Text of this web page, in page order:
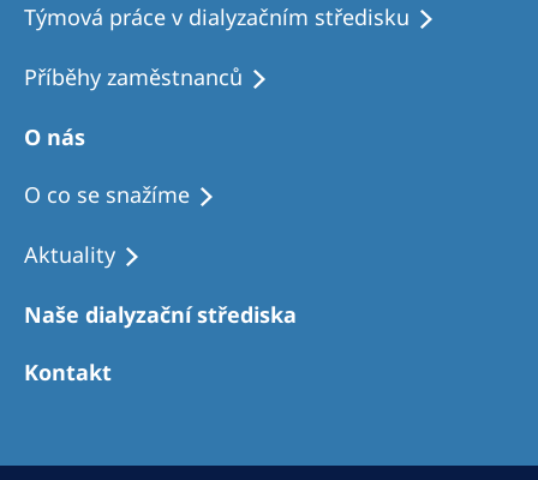
Týmová práce v dialyzačním středisku
Příběhy zaměstnanců
O nás
O co se snažíme
Aktuality
Naše dialyzační střediska
Kontakt